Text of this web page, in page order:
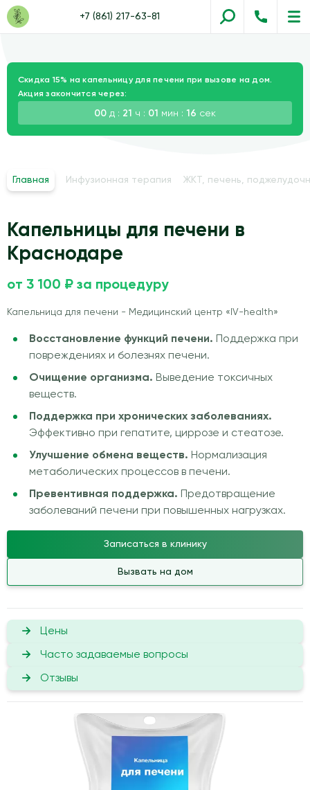
+7 (861) 217-63-81
Скидка 15% на капельницу для печени при вызове на дом.
Акция закончится через:
00 д : 21 ч : 01 мин :15 сек
Главная Инфузионная терапия ЖКТ, печень,
Капельницы для печени в
Краснодаре
от 3 100 ₽ за процедуру
Капельница для печени - Медицинский центр «IV-health»
Восстановление функций печени. Поддержка при
повреждениях и болезнях печени.
Очищение организма. Выведение токсичных
веществ.
Поддержка при хронических заболеваниях.
Эффективно при гепатите, циррозе и стеатозе.
Улучшение обмена веществ. Нормализация
метаболических процессов в печени.
Превентивная поддержка. Предотвращение
заболеваний печени при повышенных нагрузках.
Записаться в клинику
Вызвать на дом
Цены
Часто задаваемые вопросы
Отзывы